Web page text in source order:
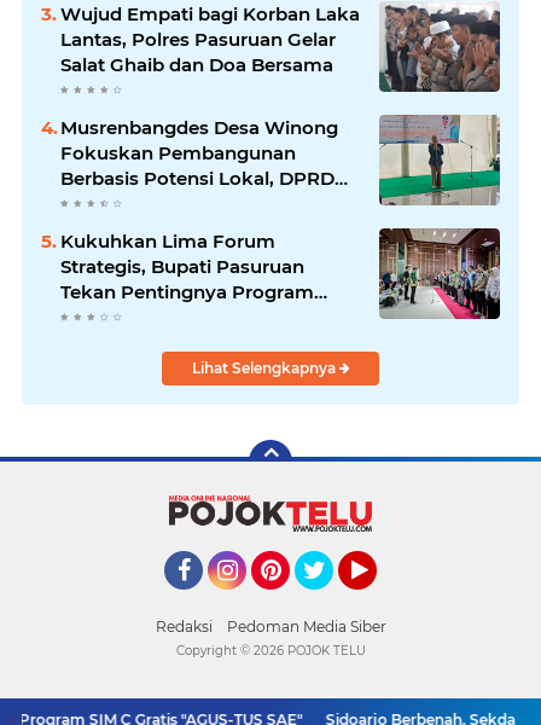
Wujud Empati bagi Korban Laka
Lantas, Polres Pasuruan Gelar
Salat Ghaib dan Doa Bersama
Musrenbangdes Desa Winong
Fokuskan Pembangunan
Berbasis Potensi Lokal, DPRD
Optimistis Meski Dihantam
Kukuhkan Lima Forum
Strategis, Bupati Pasuruan
Tekan Pentingnya Program
Nyata untuk Rakyat
Lihat Selengkapnya
Redaksi Pedoman Media Siber
SIM C Gratis "AGUS-TUS SAE" Sidoarjo Berbenah, Sekda
Copyright © 2026 POJOK TELU